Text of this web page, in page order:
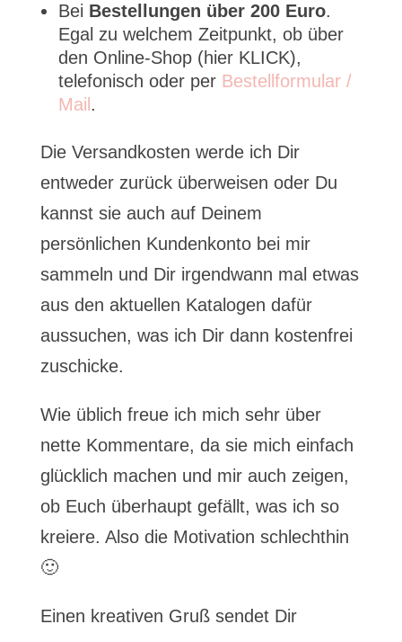
Bei Bestellungen über 200 Euro.
Egal zu welchem Zeitpunkt, ob über
den Online-Shop (hier KLICK),
telefonisch oder per Bestellformular /
Mail .
Die Versandkosten werde ich Dir
entweder zurück überweisen oder Du
kannst sie auch auf Deinem
persönlichen Kundenkonto bei mir
sammeln und Dir irgendwann mal etwas
aus den aktuellen Katalogen dafür
aussuchen, was ich Dir dann kostenfrei
zuschicke.
Wie üblich freue ich mich sehr über
nette Kommentare, da sie mich einfach
glücklich machen und mir auch zeigen,
ob Euch überhaupt gefällt, was ich so
kreiere. Also die Motivation schlechthin
🙂
Einen kreativen Gruß sendet Dir